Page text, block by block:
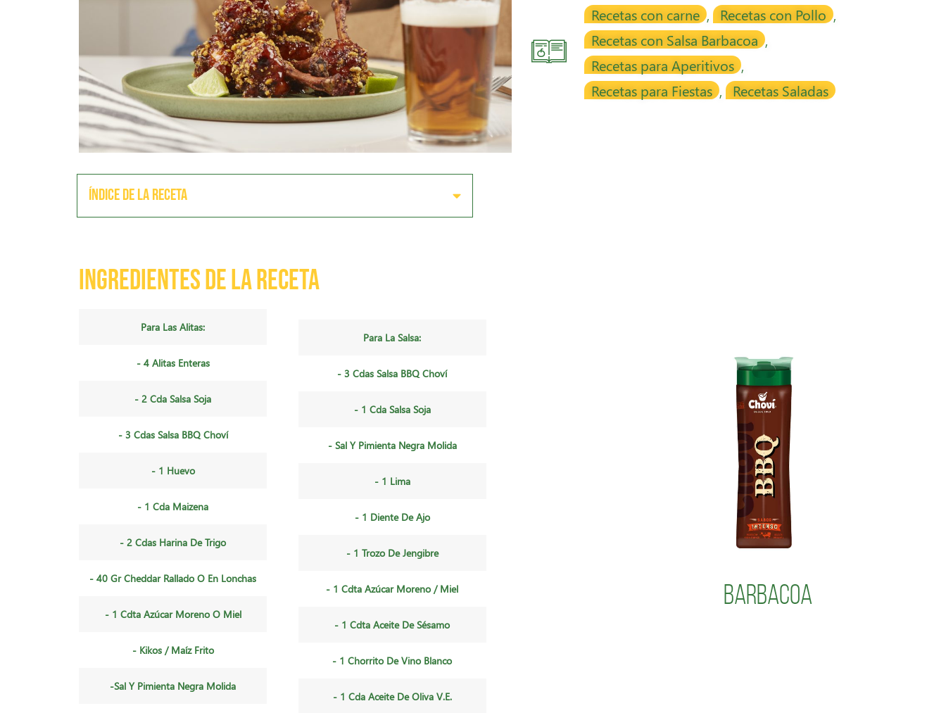
Recetas con carne , Recetas con Pollo ,
Recetas con Salsa Barbacoa ,
Recetas para Aperitivos ,
Recetas para Fiestas , Recetas Saladas
Índice de la receta
Ingredientes de la receta
Para Las Alitas:
- 4 Alitas Enteras
- 2 Cda Salsa Soja
- 3 Cdas Salsa BBQ Choví
- 1 Huevo
- 1 Cda Maizena
- 2 Cdas Harina De Trigo
- 40 Gr Cheddar Rallado O En Lonchas
- 1 Cdta Azúcar Moreno O Miel
- Kikos / Maíz Frito
-Sal Y Pimienta Negra Molida
Para La Salsa:
- 3 Cdas Salsa BBQ Choví
- 1 Cda Salsa Soja
- Sal Y Pimienta Negra Molida
- 1 Lima
- 1 Diente De Ajo
- 1 Trozo De Jengibre
- 1 Cdta Azúcar Moreno / Miel
- 1 Cdta Aceite De Sésamo
- 1 Chorrito De Vino Blanco
- 1 Cda Aceite De Oliva V.e.
Barbacoa